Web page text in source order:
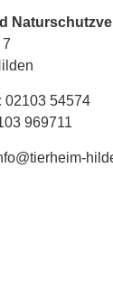
7
02103 54574
969711